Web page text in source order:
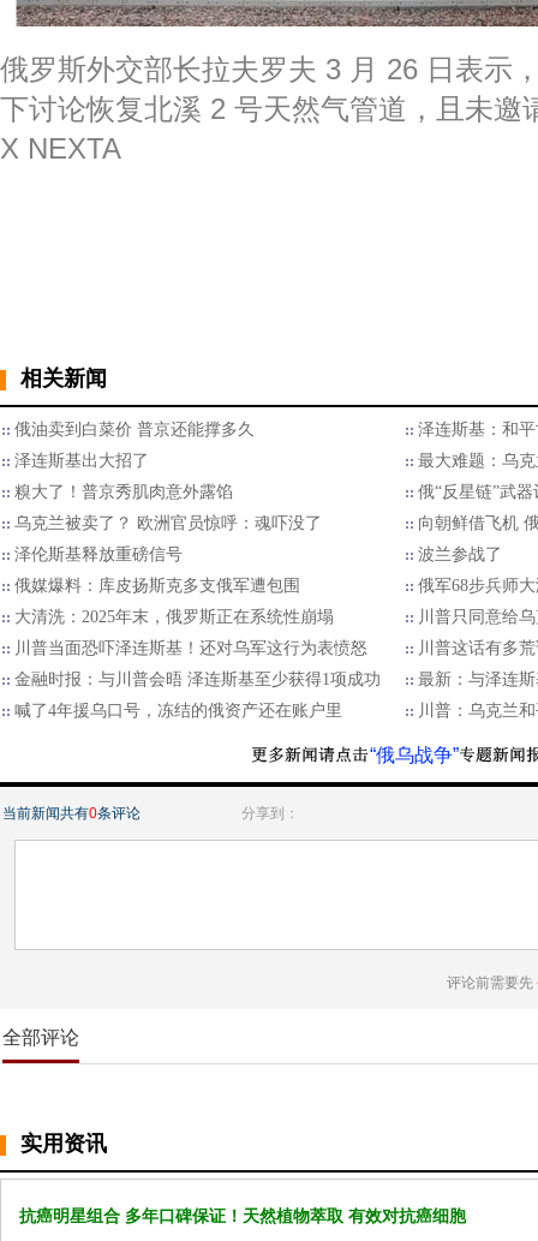
俄罗斯外交部长拉夫罗夫 3 月 26 日表示
下讨论恢复北溪 2 号天然气管道，且未
X NEXTA
相关新闻
俄油卖到白菜价 普京还能撑多久
泽连斯基：和
泽连斯基出大招了
最大难题：乌
糗大了！普京秀肌肉意外露馅
俄“反星链”武
乌克兰被卖了？ 欧洲官员惊呼：魂吓没了
向朝鲜借飞机
泽伦斯基释放重磅信号
波兰参战了
俄媒爆料：库皮扬斯克多支俄军遭包围
俄军68步兵师
大清洗：2025年末，俄罗斯正在系统性崩塌
川普只同意给
川普当面恐吓泽连斯基！还对乌军这行为表愤怒
川普这话有多
金融时报：与川普会晤 泽连斯基至少获得1项成功
最新：与泽连
喊了4年援乌口号，冻结的俄资产还在账户里
川普：乌克兰
“俄乌战争”
当前新闻共有0条评论 分享到：
评论前需要先
全部评论
实用资讯
抗癌明星组合 多年口碑保证！天然植物萃取 有效对抗癌细胞